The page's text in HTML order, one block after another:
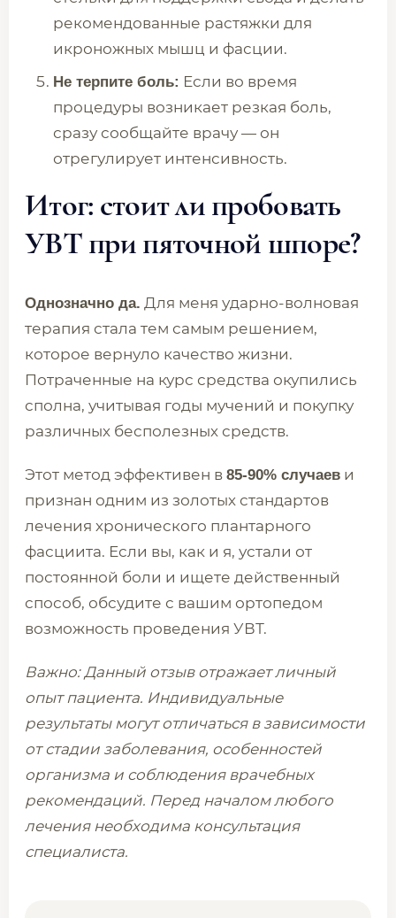
рекомендованные растяжки для
икроножных мышц и фасции.
Не терпите боль: Если во время
процедуры возникает резкая боль,
сразу сообщайте врачу — он
отрегулирует интенсивность.
Итог: стоит ли пробовать
УВТ при пяточной шпоре?
Однозначно да. Для меня ударно-волновая
терапия стала тем самым решением,
которое вернуло качество жизни.
Потраченные на курс средства окупились
сполна, учитывая годы мучений и покупку
различных бесполезных средств.
Этот метод эффективен в 85-90% случаев и
признан одним из золотых стандартов
лечения хронического плантарного
фасциита. Если вы, как и я, устали от
постоянной боли и ищете действенный
способ, обсудите с вашим ортопедом
возможность проведения УВТ.
Важно: Данный отзыв отражает личный
опыт пациента. Индивидуальные
результаты могут отличаться в зависимости
от стадии заболевания, особенностей
организма и соблюдения врачебных
рекомендаций. Перед началом любого
лечения необходима консультация
специалиста.